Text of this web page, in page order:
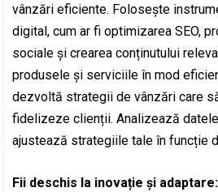
vânzări eficiente. Folosește
digital, cum ar fi optimizarea SEO,
sociale și crearea conținutului
produsele și serviciile în mod
dezvoltă strategii de vânzări care
fidelizeze clienții. Analizează
ajustează strategiile tale în funcție
Fii deschis la inovație și adaptare: